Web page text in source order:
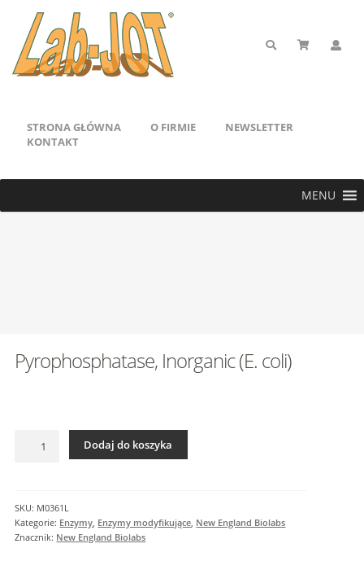
STRONA GŁÓWNA O FIRMIE
NEWSLETTER
KONTAKT
MENU
Pyrophosphatase, Inorganic (E. coli)
Pyrophosphatase,
coli)
Dodaj do koszyka
SKU: M0361L
Kategorie: Enzymy Enzymy modyfikujące New England Biolabs
Znacznik: New England Biolabs